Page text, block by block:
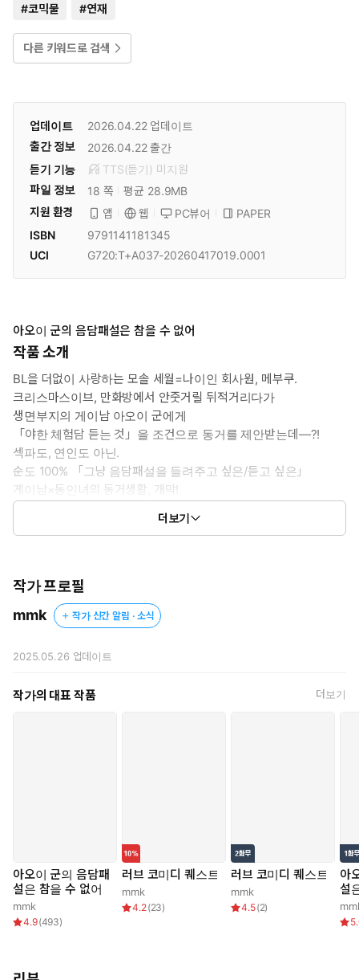
#코믹물 #연재
다른 키워드로 검색
업데이트 2026.04.22업데이트
출간 정보
2026.04.22 출간
듣기 기능
TTS(듣기) 미 지원
파일 정보
18 쪽
평균 28.9MB
지원 환경
앱 웹 PC뷰어
PAPER
ISBN
9791141181345
UCI
G720:T+A037-20260417019.0001
아오이 군의 음담패설은 참을 수 없어
작품 소개
BL을 더없이 사랑하는 모솔 세월=나이인 회사원, 메부쿠.
크리스마스이브, 만화방에서 안줏거릴 뒤적거리다가
생면부지의 게이남 아오이 군에게
「야한 체험담 듣는 것」을 조건으로 동거를 제안받는데―?!
섹파도, 연인도 아닌.
순도 100% 「그냥 음담패설을 들려주고 싶은/듣고 싶은」
게이남×동인녀의 동거생활, 개막!
ⓒmmk 2025 / KADOKAWA CORPORATION
더보기
작가 프로필
mmk
작가 신간 알림 · 소식
2025.05.26 업데이트
작가의 대표 작품 더보기
아오이 군의 음담패
설은 참을 수 없어
mmk
4.9(493)
러브 코미디 퀘스트
mmk
4.2(23)
러브 코미디 퀘스트
mmk
4.5(2)
아
설